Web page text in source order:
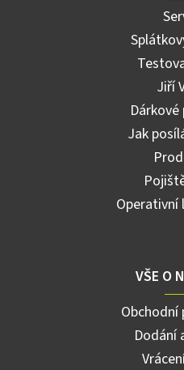
Jiří
Jak
Operativní
VŠE O
Obchodní
Dodání